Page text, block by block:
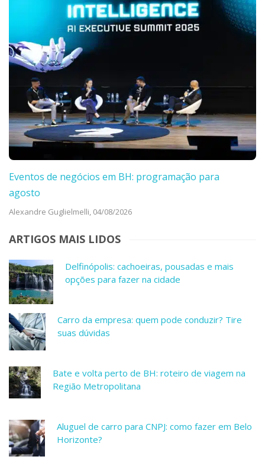
Eventos de negócios em BH: programação para
agosto
Alexandre Guglielmelli, 04/08/2026
ARTIGOS MAIS LIDOS
Delfinópolis: cachoeiras, pousadas e mais
opções para fazer na cidade
Carro da empresa: quem pode conduzir? Tire
suas dúvidas
Bate e volta perto de BH: roteiro de viagem na
Região Metropolitana
Aluguel de carro para CNPJ: como fazer em Belo
Horizonte?